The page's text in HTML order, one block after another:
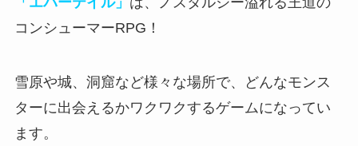
コンシューマーRPG！
雪原や城、洞窟など様々な場所で、どんなモンス
ターに出会えるかワクワクするゲームになってい
ます。